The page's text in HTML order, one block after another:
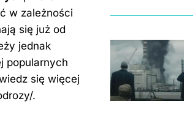
w zależności
się już od
jednak
popularnych
się więcej
.